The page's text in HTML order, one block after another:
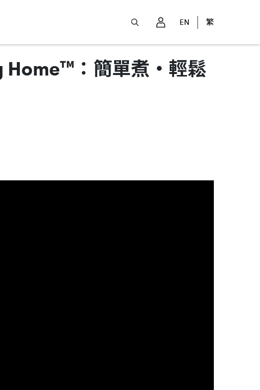
EN 繁
Home™：簡單煮・輕鬆